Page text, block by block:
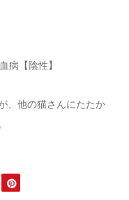
病【陰性】
、他の猫さんにたたか